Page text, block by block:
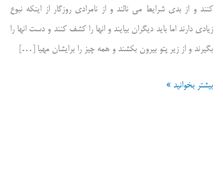
کنند و از بدی شرایط می نالند و از نامرادی روزگار از اینکه نبوع
زیادی دارند اما باید دیگران بیایند و انها را کشف کنند و دست انها را
بگیرند و از زیر پتو بیرون بکشند و همه چیز را برایشان مهیا […]
پدیده
بیشتر بخوانید »